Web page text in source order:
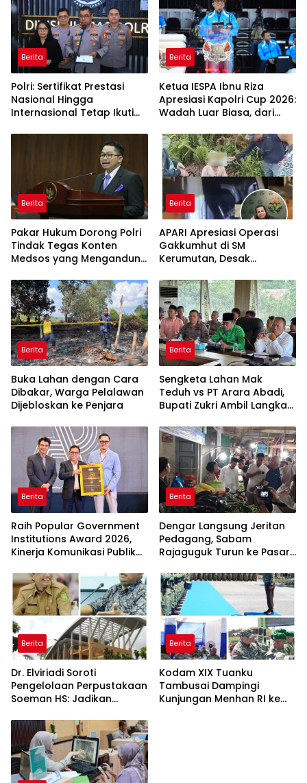
Berita
Polri: Sertifikat Prestasi
Nasional Hingga
Internasional Tetap Ikuti
Rekrutmen Polri
Berita
Ketua IESPA Ibnu Riza
Apresiasi Kapolri Cup 2026:
Wadah Luar Biasa, dari
Nasional
Berita
Pakar Hukum Dorong Polri
Tindak Tegas Konten
Medsos yang Mengandung
Berita
APARI Apresiasi Operasi
Gakkumhut di SM
Kerumutan, Desak
Jaringan Pembalak Liar
Berita
Buka Lahan dengan Cara
Dibakar, Warga Pelalawan
Dijebloskan ke Penjara
Berita
Sengketa Lahan Mak
Teduh vs PT Arara Abadi,
Bupati Zukri Ambil Langkah
Berita
Raih Popular Government
Institutions Award 2026,
Kinerja Komunikasi Publik
Kembali Diakui
Berita
Dengar Langsung Jeritan
Pedagang, Sabam
Rajaguguk Turun ke Pasar
Berita
Dr. Elviriadi Soroti
Pengelolaan Perpustakaan
Soeman HS: Jadikan
Kawah Candradimuka
Intelektual
Berita
Kodam XIX Tuanku
Tambusai Dampingi
Kunjungan Menhan RI ke